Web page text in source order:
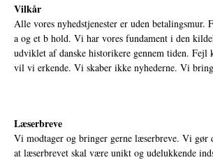
Vilkår
Alle vores nyhedstjenester er uden
a og et b hold. Vi har vores fundament i den
udviklet af danske historikere gennem tiden. Fejl
vil vi erkende. Vi skaber ikke nyhederne. Vi
Læserbreve
Vi modtager og bringer gerne læserbreve. Vi gør
at læserbrevet skal være unikt og udelukkende